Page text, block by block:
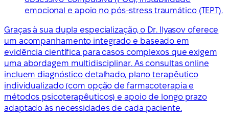
emocional e apoio no pós-stress traumático (TEPT).
Graças à sua dupla especialização, o Dr. Ilyasov oferece
um acompanhamento integrado e baseado em
evidência científica para casos complexos que exigem
uma abordagem multidisciplinar. As consultas online
incluem diagnóstico detalhado, plano terapêutico
individualizado (com opção de farmacoterapia e
métodos psicoterapêuticos) e apoio de longo prazo
adaptado às necessidades de cada paciente.